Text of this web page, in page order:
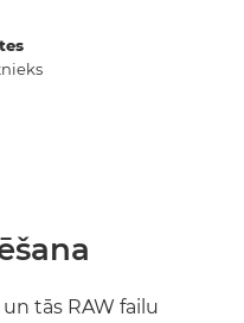
tās RAW failu